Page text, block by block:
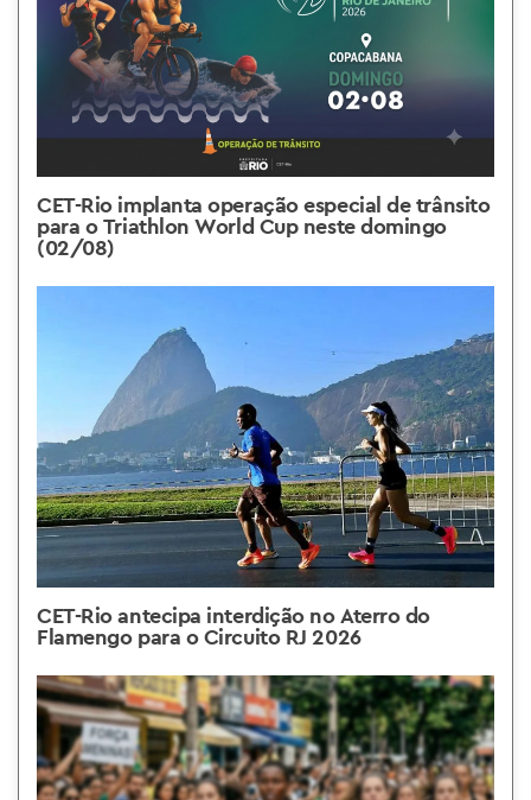
CET-Rio implanta operação especial de trânsito
para o Triathlon World Cup neste domingo
(02/08)
CET-Rio antecipa interdição no Aterro do
Flamengo para o Circuito RJ 2026